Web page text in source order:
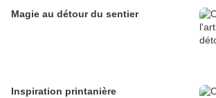
Magie au détour du sentier
Inspiration printanière